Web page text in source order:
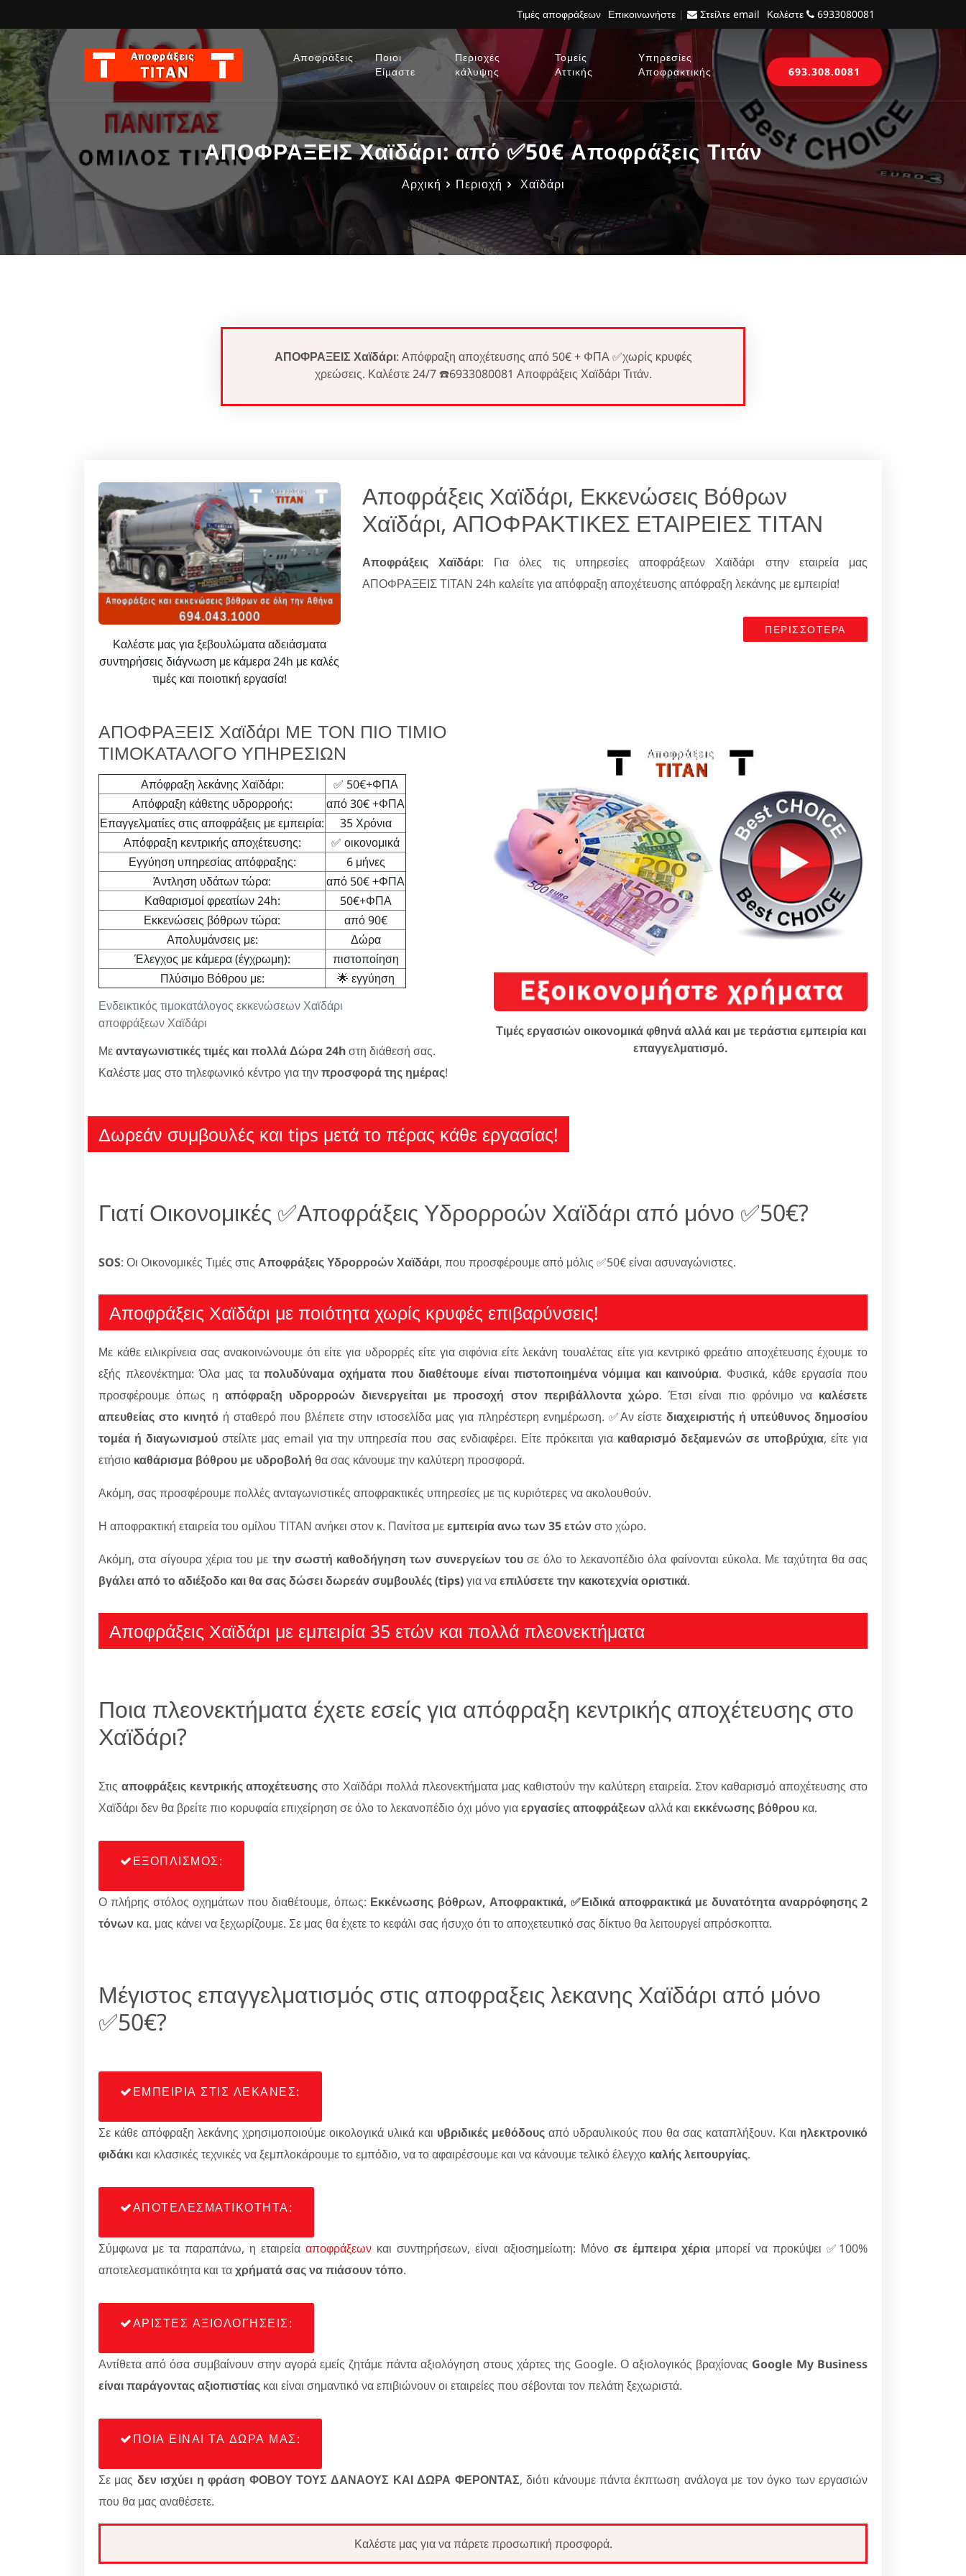
Τιμές αποφράξεων Επικοινωνήστε | Στείλτε email Καλέστε 6933080081
Αποφράξεις
Ποιοι
Είμαστε
Περιοχές
κάλυψης
Τομείς
Αττικής
Υπηρεσίες
Αποφρακτικής
693.308.0081
ΑΠΟΦΡΑΞΕΙΣ Χαϊδάρι: από ✅50€ Αποφράξεις Τιτάν
Αρχική Περιοχή Χαϊδάρι
ΑΠΟΦΡΑΞΕΙΣ Χαϊδάρι: Απόφραξη αποχέτευσης από 50€ + ΦΠΑ ✅χωρίς κρυφές
χρεώσεις. Καλέστε 24/7 ☎️6933080081 Αποφράξεις Χαϊδάρι Τιτάν.
Καλέστε μας για ξεβουλώματα αδειάσματα
συντηρήσεις διάγνωση με κάμερα 24h με καλές
τιμές και ποιοτική εργασία!
Αποφράξεις Χαϊδάρι, Εκκενώσεις Βόθρων
Χαϊδάρι, ΑΠΟΦΡΑΚΤΙΚΕΣ ΕΤΑΙΡΕΙΕΣ ΤΙΤΑΝ
Αποφράξεις Χαϊδάρι: Για όλες τις υπηρεσίες αποφράξεων Χαϊδάρι στην εταιρεία μας
ΑΠΟΦΡΑΞΕΙΣ ΤΙΤΑΝ 24h καλείτε για απόφραξη αποχέτευσης απόφραξη λεκάνης με εμπειρία!
ΠΕΡΙΣΣΟΤΕΡΑ
ΑΠΟΦΡΑΞΕΙΣ Χαϊδάρι ΜΕ ΤΟΝ ΠΙΟ ΤΙΜΙΟ
ΤΙΜΟΚΑΤΑΛΟΓΟ ΥΠΗΡΕΣΙΩΝ
Ενδεικτικός τιμοκατάλογος εκκενώσεων Χαϊδάρι
αποφράξεων Χαϊδάρι
Απόφραξη λεκάνης Χαϊδάρι:
✅ 50€+ΦΠΑ
Απόφραξη κάθετης υδρορροής:
από 30€ +ΦΠΑ
Επαγγελματίες στις αποφράξεις με εμπειρία:
35 Χρόνια
Απόφραξη κεντρικής αποχέτευσης:
✅ οικονομικά
Εγγύηση υπηρεσίας απόφραξης:
6 μήνες
Άντληση υδάτων τώρα:
από 50€ +ΦΠΑ
Καθαρισμοί φρεατίων 24h:
50€+ΦΠΑ
Εκκενώσεις βόθρων τώρα:
από 90€
Απολυμάνσεις με:
Δώρα
Έλεγχος με κάμερα (έγχρωμη):
πιστοποίηση
Πλύσιμο Βόθρου με:
🌟 εγγύηση
Μεανταγωνιστικές τιμές και πολλά Δώρα 24hστη διάθεσή σας.
Καλέστε μας στο τηλεφωνικό κέντρο για τηνπροσφορά της ημέρας!
Τιμές εργασιών οικονομικά φθηνά αλλά και με τεράστια εμπειρία και
επαγγελματισμό.
Δωρεάν συμβουλές και tips μετά το πέρας κάθε εργασίας!
Γιατί Οικονομικές ✅Αποφράξεις Υδρορροών Χαϊδάρι από μόνο ✅50€?
SOS: Οι Οικονομικές Τιμές στις Αποφράξεις Υδρορροών Χαϊδάρι, που προσφέρουμε από μόλις ✅50€ είναι ασυναγώνιστες.
Αποφράξεις Χαϊδάρι με ποιότητα χωρίς κρυφές επιβαρύνσεις!
Με κάθε ειλικρίνεια σας ανακοινώνουμε ότι είτε για υδρορρές είτε για σιφόνια είτε λεκάνη τουαλέτας είτε για κεντρικό φρεάτιο αποχέτευσης έχουμε το
εξής πλεονέκτημα: Όλα μας ταπολυδύναμα οχήματα που διαθέτουμε είναι πιστοποιημένα νόμιμα και καινούρια. Φυσικά, κάθε εργασία που
προσφέρουμε όπως ηαπόφραξη υδρορροών διενεργείται με προσοχή στον περιβάλλοντα χώρο. Έτσι είναι πιο φρόνιμο να καλέσετε
απευθείας στο κινητόή σταθερό που βλέπετε στην ιστοσελίδα μας για πληρέστερη ενημέρωση. ✅Αν είστεδιαχειριστής ή υπεύθυνος δημοσίου
τομέα ή διαγωνισμού στείλτε μας email για την υπηρεσία που σας ενδιαφέρει. Είτε πρόκειται για καθαρισμό δεξαμενών σε υποβρύχια, είτε για
ετήσιο καθάρισμα βόθρου με υδροβολή θα σας κάνουμε την καλύτερη προσφορά.
Ακόμη, σας προσφέρουμε πολλές ανταγωνιστικές αποφρακτικές υπηρεσίες με τις κυριότερες να ακολουθούν.
Η αποφρακτική εταιρεία του ομίλου ΤΙΤΑΝ ανήκει στον κ. Πανίτσα μεεμπειρία ανω των 35 ετώνστο χώρο.
Ακόμη, στα σίγουρα χέρια του με την σωστή καθοδήγηση των συνεργείων του σε όλο το λεκανοπέδιο όλα φαίνονται εύκολα. Με ταχύτητα θα σας
βγάλει από το αδιέξοδο και θα σας δώσει δωρεάν συμβουλές (tips)για ναεπιλύσετε την κακοτεχνία οριστικά.
Αποφράξεις Χαϊδάρι με εμπειρία 35 ετών και πολλά πλεονεκτήματα
Ποια πλεονεκτήματα έχετε εσείς για απόφραξη κεντρικής αποχέτευσης στο
Χαϊδάρι?
Στις αποφράξεις κεντρικής αποχέτευσης στο Χαϊδάρι πολλά πλεονεκτήματα μας καθιστούν την καλύτερη εταιρεία. Στον καθαρισμό αποχέτευσης στο
Χαϊδάρι δεν θα βρείτε πιο κορυφαία επιχείρηση σε όλο το λεκανοπέδιο όχι μόνο γιαεργασίες αποφράξεωναλλά και εκκένωσης βόθρου κα.
ΕΞΟΠΛΙΣΜΟΣ:
Ο πλήρης στόλος οχημάτων που διαθέτουμε, όπως: Εκκένωσης βόθρων, Αποφρακτικά, ✅Ειδικά αποφρακτικά με δυνατότητα αναρρόφησης 2
τόνων κα. μας κάνει να ξεχωρίζουμε. Σε μας θα έχετε το κεφάλι σας ήσυχο ότι το αποχετευτικό σας δίκτυο θα λειτουργεί απρόσκοπτα.
Μέγιστος επαγγελματισμός στις αποφραξεις λεκανης Χαϊδάρι από μόνο
✅50€?
ΕΜΠΕΙΡΙΑ ΣΤΙΣ ΛΕΚΑΝΕΣ:
Σε κάθε απόφραξη λεκάνης χρησιμοποιούμε οικολογικά υλικά και υβριδικές μεθόδους από υδραυλικούς που θα σας καταπλήξουν. Και ηλεκτρονικό
φιδάκι και κλασικές τεχνικές να ξεμπλοκάρουμε το εμπόδιο, να το αφαιρέσουμε και να κάνουμε τελικό έλεγχο καλής λειτουργίας.
ΑΠΟΤΕΛΕΣΜΑΤΙΚΟΤΗΤΑ:
Σύμφωνα με τα παραπάνω, η εταιρείααποφράξεων και συντηρήσεων, είναι αξιοσημείωτη: Μόνο σε έμπειρα χέριαμπορεί να προκύψει ✅100%
αποτελεσματικότητα και ταχρήματά σας να πιάσουν τόπο.
ΑΡΙΣΤΕΣ ΑΞΙΟΛΟΓΗΣΕΙΣ:
Αντίθετα από όσα συμβαίνουν στην αγορά εμείς ζητάμε πάντα αξιολόγηση στους χάρτες της Google. Ο αξιολογικός βραχίονας Google My Business
είναι παράγοντας αξιοπιστίας και είναι σημαντικό να επιβιώνουν οι εταιρείες που σέβονται τον πελάτη ξεχωριστά.
ΠΟΙΑ ΕΙΝΑΙ ΤΑ ΔΩΡΑ ΜΑΣ:
Σε μας δεν ισχύει η φράση ΦΟΒΟΥ ΤΟΥΣ ΔΑΝΑΟΥΣ ΚΑΙ ΔΩΡΑ ΦΕΡΟΝΤΑΣ, διότι κάνουμε πάντα έκπτωση ανάλογα με τον όγκο των εργασιών
που θα μας αναθέσετε.
Καλέστε μας για να πάρετε προσωπική προσφορά.